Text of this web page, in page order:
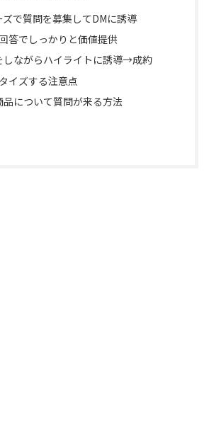
ズで質問を募集してDMに誘導
答でしっかりと価値提供
しながらハイライトに誘導→成約
イズする注意点
について質問が来る方法